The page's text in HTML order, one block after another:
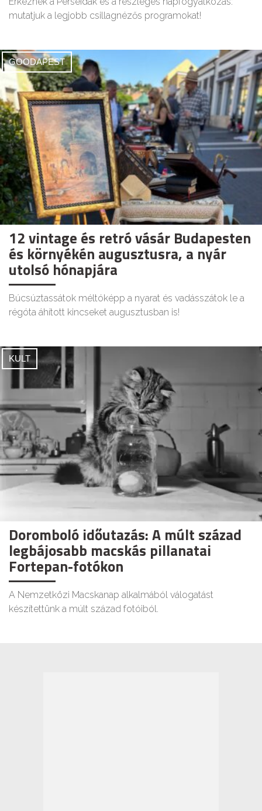
mutatjuk a legjobb csillagnézős programokat!
GOODAPEST
12 vintage és retró vásár Budapesten
és környékén augusztusra, a nyár
utolsó hónapjára
Búcsúztassátok méltóképp a nyarat és vadásszátok le a
régóta áhított kincseket augusztusban is!
KULT
Doromboló időutazás: A múlt század
legbájosabb macskás pillanatai
Fortepan-fotókon
A Nemzetközi Macskanap alkalmából válogatást
készítettünk a múlt század fotóiból.